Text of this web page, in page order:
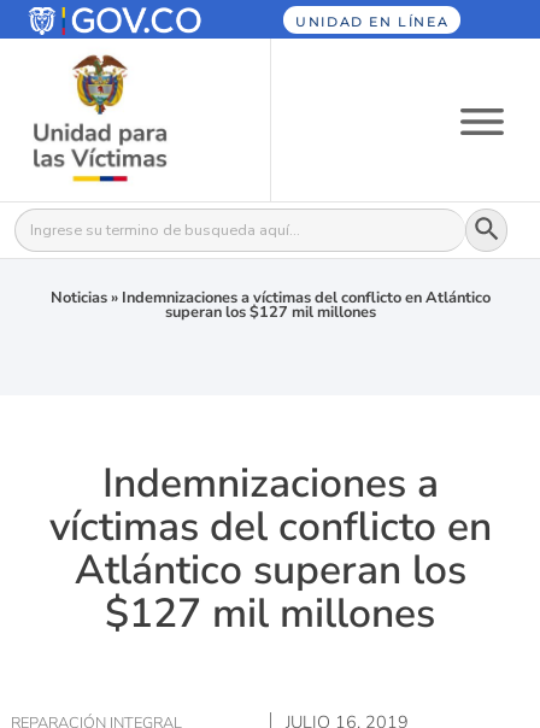
UNIDAD EN LÍNEA
Buscar: Botón
Noticias» Indemnizaciones a víctimas del conflicto en Atlántico
superan los $127 mil millones
Indemnizaciones a
víctimas del conflicto en
Atlántico superan los
$127 mil millones
REPARACIÓN INTEGRAL JULIO 16, 2019